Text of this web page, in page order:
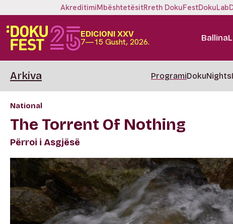
AkreditimiMbështetësitRreth DokuFestDokuLab
EDICIONI XXV
7—15 Gusht, 2026. Ballina
Arkiva ProgramiDokuNights
National
The Torrent Of Nothing
Përroi i Asgjësë